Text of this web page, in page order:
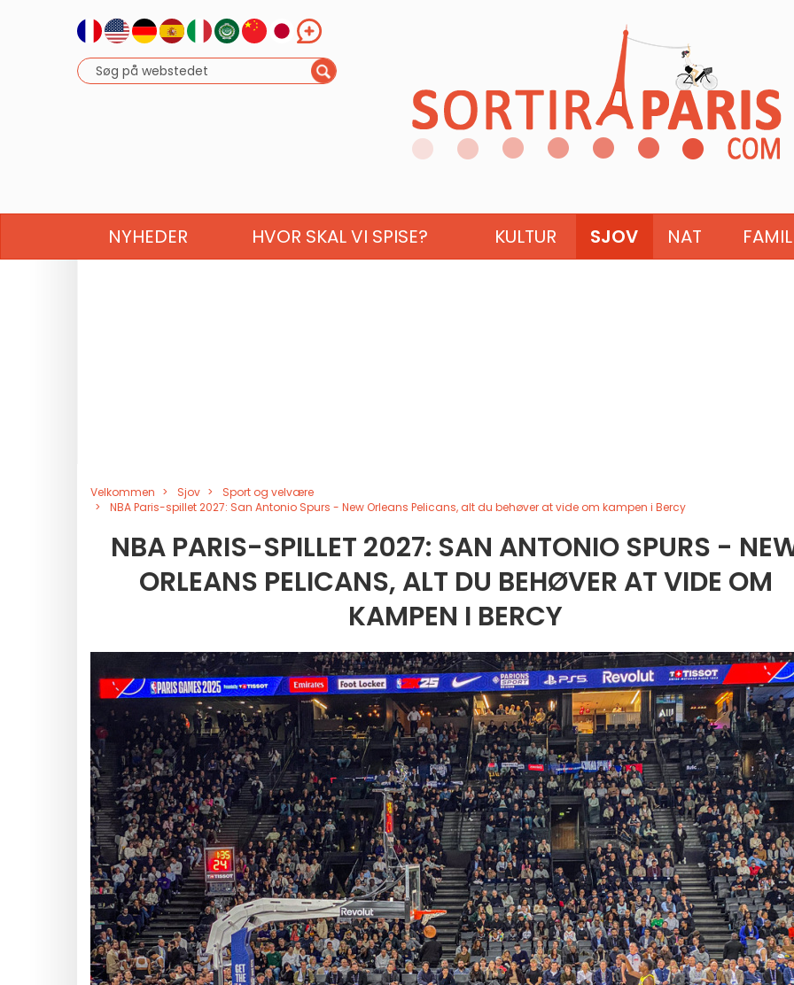
NYHEDER HVOR SKAL VI SPISE? KULTUR SJOV NAT
Velkommen Sjov
Sport og velvære
NBA Paris-spillet 2027: San Antonio Spurs - New Orleans Pelicans, alt du behøver at vide om kampen i Bercy
NBA PARIS-SPILLET 2027: SAN ANTONIO SPURS -
ORLEANS PELICANS, ALT DU BEHØVER AT VIDE OM
KAMPEN I BERCY